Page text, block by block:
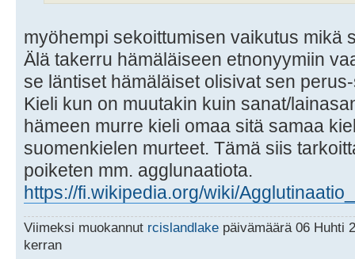
myöhempi sekoittumisen vaikutus mikä
Älä takerru hämäläiseen etnonyymiin
se läntiset hämäläiset olisivat sen
Kieli kun on muutakin kuin sanat/
hämeen murre kieli omaa sitä samaa
suomenkielen murteet. Tämä siis
poiketen mm. agglunaatiota.
https://fi.wikipedia.org/wiki/
Viimeksi muokannut rcislandlake päivämäärä 06 Huhti
kerran